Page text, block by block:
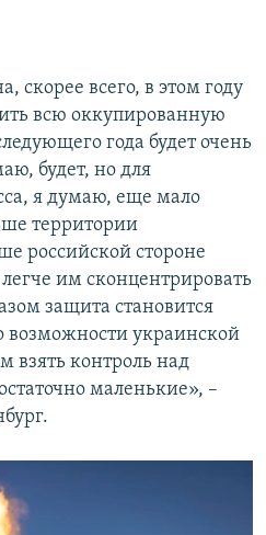
скорее всего, в этом году
всю оккупированную
года будет очень
будет, но для
я думаю, еще мало
территории
российской стороне
им сконцентрировать
защита становится
возможности украинской
взять контроль над
маленькие», –